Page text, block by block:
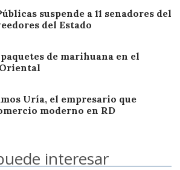
suspende a 11 senadores del
del Estado
de marihuana en el
Uría, el empresario que
moderno en RD
interesar